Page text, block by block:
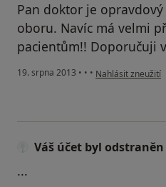
Pan doktor je
oboru. Navíc má velmi
pacientům!! Doporučuji
19. srpna 2013 • • • podle názoru
Nahlásit zneužití
Váš účet byl odstraněn
...